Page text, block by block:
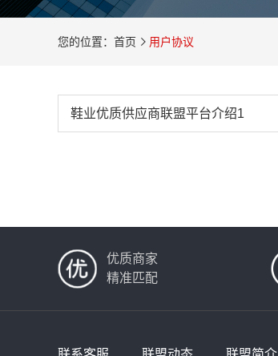
您的位置：首页 用户协议
鞋业优质供应商联盟平台介绍1
优质商家
精准匹配